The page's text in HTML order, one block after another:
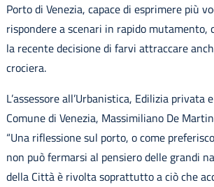
Porto di Venezia, capace di esprimere più
rispondere a scenari in rapido mutamento,
la recente decisione di farvi attraccare
crociera.
L’assessore all’Urbanistica, Edilizia privata
Comune di Venezia, Massimiliano De
“Una riflessione sul porto, o come
non può fermarsi al pensiero delle grandi
della Città è rivolta soprattutto a ciò che